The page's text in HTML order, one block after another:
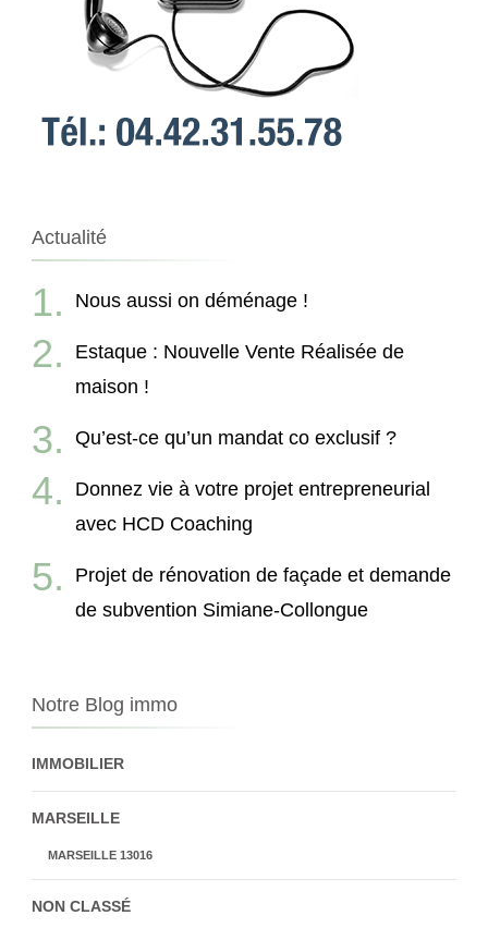
Actualité
Nous aussi on déménage !
Estaque : Nouvelle Vente Réalisée de
maison !
Qu’est-ce qu’un mandat co exclusif ?
Donnez vie à votre projet entrepreneurial
avec HCD Coaching
Projet de rénovation de façade et demande
de subvention Simiane-Collongue
Notre Blog immo
IMMOBILIER
MARSEILLE
MARSEILLE 13016
NON CLASSÉ